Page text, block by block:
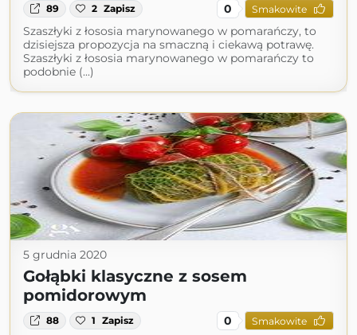
89 2 Zapisz 0 Smakowite
Szaszłyki z łososia marynowanego w pomarańczy, to
dzisiejsza propozycja na smaczną i ciekawą potrawę.
Szaszłyki z łososia marynowanego w pomarańczy to
podobnie (...)
5 grudnia 2020
Gołąbki klasyczne z sosem
pomidorowym
88 1 Zapisz 0 Smakowite